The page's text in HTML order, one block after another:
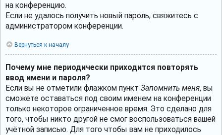
на конференцию.
Если не удалось получить новый пароль, свяжитесь с
администратором конференции.
Вернуться к началу
Почему мне периодически приходится повторять
ввод имени и пароля?
Если вы не отметили флажком пункт Запомнить меня, вы
сможете оставаться под своим именем на конференции
только некоторое ограниченное время. Это сделано для
того, чтобы никто другой не смог воспользоваться вашей
учётной записью. Для того чтобы вам не приходилось